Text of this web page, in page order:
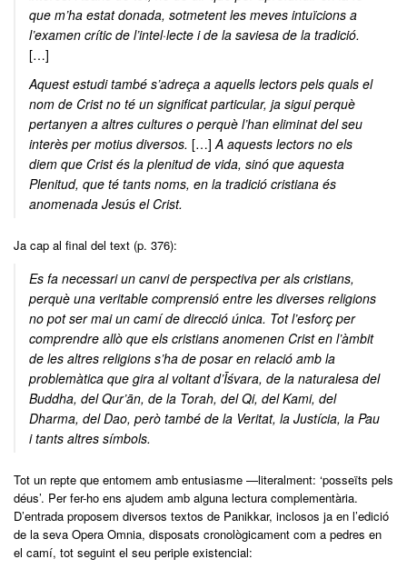
que m’ha estat donada, sotmetent les meves intuïcions a
l’examen crític de l’intel·lecte i de la saviesa de la tradició.
[…]
Aquest estudi també s’adreça a aquells lectors pels quals el
nom de Crist no té un significat particular, ja sigui perquè
pertanyen a altres cultures o perquè l’han eliminat del seu
interès per motius diversos. […] A aquests lectors no els
diem que Crist és la plenitud de vida, sinó que aquesta
Plenitud, que té tants noms, en la tradició cristiana és
anomenada Jesús el Crist.
Ja cap al final del text (p. 376):
Es fa necessari un canvi de perspectiva per als cristians,
perquè una veritable comprensió entre les diverses religions
no pot ser mai un camí de direcció única. Tot l’esforç per
comprendre allò que els cristians anomenen Crist en l’àmbit
de les altres religions s’ha de posar en relació amb la
problemàtica que gira al voltant d’Īśvara, de la naturalesa del
Buddha, del Qur’ān, de la Torah, del Qi, del Kami, del
Dharma, del Dao, però també de la Veritat, la Justícia, la Pau
i tants altres símbols.
Tot un repte que entomem amb entusiasme —literalment: ‘posseïts pels
déus’. Per fer-ho ens ajudem amb alguna lectura complementària.
D’entrada proposem diversos textos de Panikkar, inclosos ja en l’edició
de la seva Opera Omnia, disposats cronològicament com a pedres en
el camí, tot seguint el seu periple existencial: